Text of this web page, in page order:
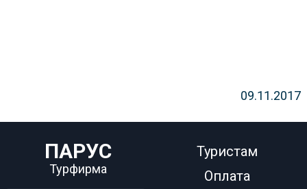
09.11.2017
ПАРУС
Турфирма
Туристам
Оплата